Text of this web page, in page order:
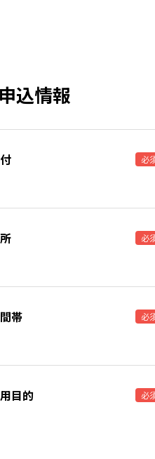
申込情報
必
必
帯 必
目的 必